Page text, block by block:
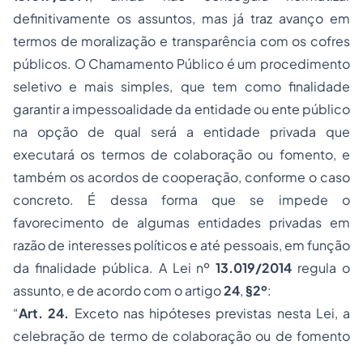
definitivamente os assuntos, mas já traz avanço em
termos de moralização e transparência com os cofres
públicos. O Chamamento Público é um procedimento
seletivo e mais simples, que tem como finalidade
garantir a impessoalidade da entidade ou ente público
na opção de qual será a entidade privada que
executará os termos de colaboração ou fomento, e
também os acordos de cooperação, conforme o caso
concreto. É dessa forma que se impede o
favorecimento de algumas entidades privadas em
razão de interesses políticos e até pessoais, em função
da finalidade pública. A Lei nº13.019/2014 regula o
assunto, e de acordo com o artigo24, §2º:
“Art. 24. Exceto nas hipóteses previstas nesta Lei, a
celebração de termo de colaboração ou de fomento